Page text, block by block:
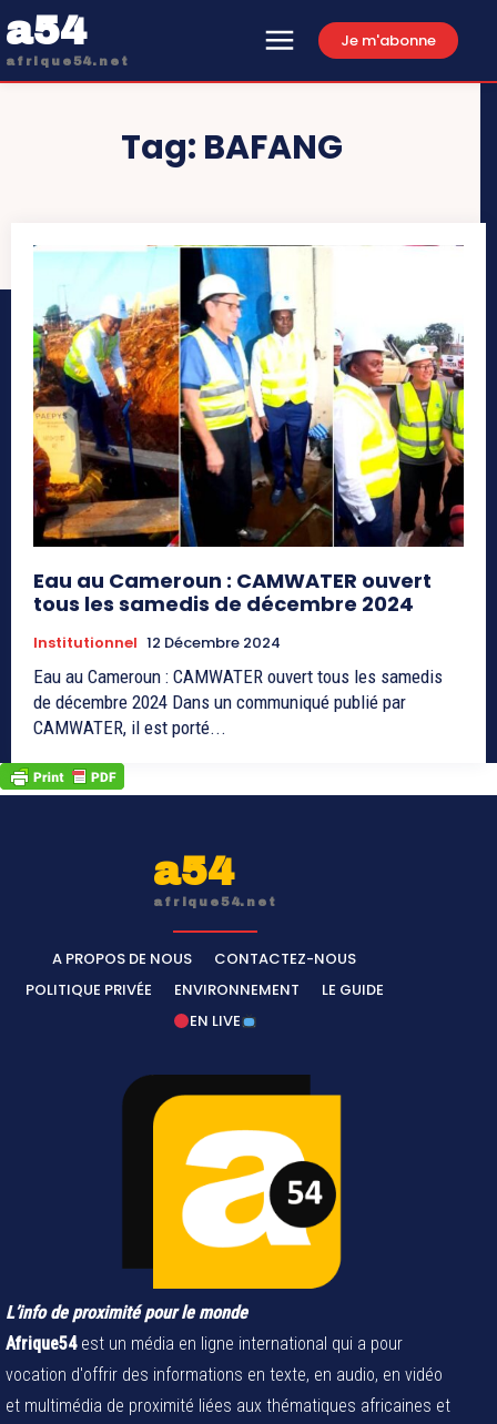
a54
afrique54.net
Je m'abonne
Tag: BAFANG
Eau au Cameroun : CAMWATER ouvert
tous les samedis de décembre 2024
Institutionnel 12 Décembre 2024
Eau au Cameroun : CAMWATER ouvert tous les samedis
de décembre 2024 Dans un communiqué publié par
CAMWATER, il est porté...
a54
afrique54.net
A PROPOS DE NOUS
CONTACTEZ-NOUS
POLITIQUE PRIVÉE
ENVIRONNEMENT
LE GUIDE
EN LIVE
L’info de proximité pour le monde
Afrique54est un média en ligne international qui a pour
vocation d'offrir des informations en texte, en audio, en vidéo
et multimédia de proximité liées aux thématiques africaines et